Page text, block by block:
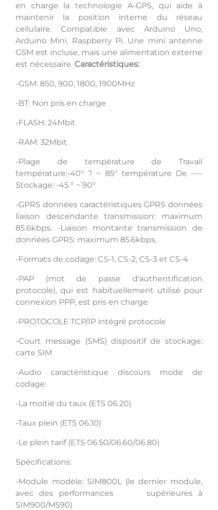
en charge la technologie A-GPS, qui aide à
maintenir la position interne du réseau
cellulaire. Compatible avec Arduino Uno,
Arduino Mini, Raspberry Pi. Une mini antenne
GSM est incluse, mais une alimentation externe
est nécessaire. Caractéristiques:
-GSM: 850, 900, 1800, 1900MHz
-BT: Non pris en charge
-FLASH: 24Mbit
-RAM: 32Mbit
-Plage de température de Travail
température:-40° ? ~ 85° température De ----
Stockage: -45 ° ~ 90°
-GPRS données caractéristiques GPRS données
liaison descendante transmission: maximum
85.6kbps. -Liaison montante transmission de
données GPRS: maximum 85.6kbps.
-Formats de codage: CS-1, CS-2, CS-3 et CS-4
-PAP (mot de passe d'authentification
protocole), qui est habituellement utilisé pour
connexion PPP, est pris en charge
-PROTOCOLE TCP/IP intégré protocole
-Court message (SMS) dispositif de stockage:
carte SIM
-Audio caractéristique discours mode de
codage:
-La moitié du taux (ETS 06.20)
-Taux plein (ETS 06.10)
-Le plein tarif (ETS 06.50/06.60/06.80)
Spécifications:
-Module modèle: SIM800L (le dernier module,
avec des performances supérieures à
SIM900/M590)